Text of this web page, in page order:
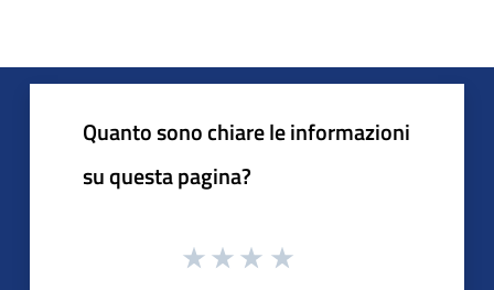
Quanto sono chiare le informazioni
su questa pagina?